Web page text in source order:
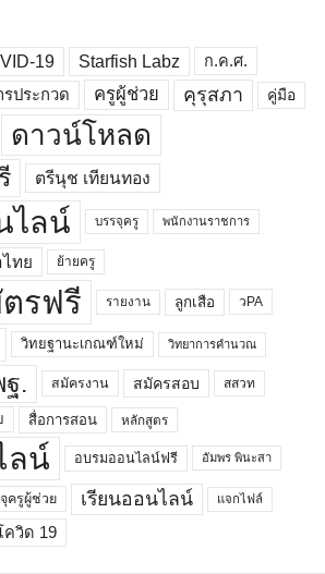
19 Starfish Labz ก.ค.ศ.
รประกวด ครูผู้ช่วย คุรุสภา คู่มือ
ดาวน์โหลด
ตรีนุช เทียนทอง
ไลน์ บรรจุครู พนักงานราชการ
ทย ย้ายครู
รฟรี รายงาน ลูกเสือ วPA
วิทยฐานะเกณฑ์ใหม่ วิทยาการคำนวณ
. สมัครงาน สมัครสอบ สสวท
สื่อการสอน หลักสูตร
ลน์ อบรมออนไลน์ฟรี อัมพร พินะสา
ครูผู้ช่วย เรียนออนไลน์ แจกไฟล์
ควิด 19